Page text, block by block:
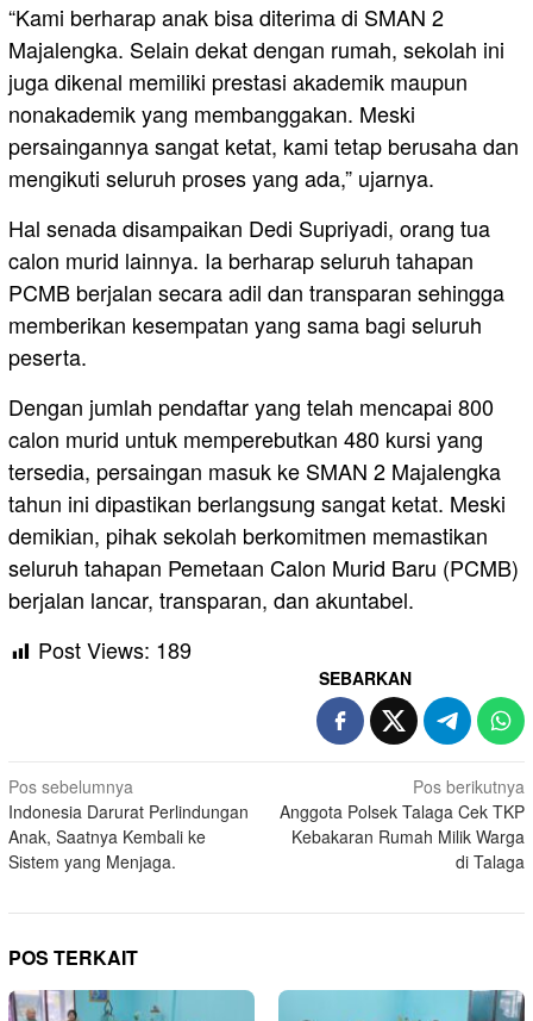
“Kami berharap anak bisa diterima di SMAN 2
Majalengka. Selain dekat dengan rumah, sekolah ini
juga dikenal memiliki prestasi akademik maupun
nonakademik yang membanggakan. Meski
persaingannya sangat ketat, kami tetap berusaha dan
mengikuti seluruh proses yang ada,” ujarnya.
Hal senada disampaikan Dedi Supriyadi, orang tua
calon murid lainnya. Ia berharap seluruh tahapan
PCMB berjalan secara adil dan transparan sehingga
memberikan kesempatan yang sama bagi seluruh
peserta.
Dengan jumlah pendaftar yang telah mencapai 800
calon murid untuk memperebutkan 480 kursi yang
tersedia, persaingan masuk ke SMAN 2 Majalengka
tahun ini dipastikan berlangsung sangat ketat. Meski
demikian, pihak sekolah berkomitmen memastikan
seluruh tahapan Pemetaan Calon Murid Baru (PCMB)
berjalan lancar, transparan, dan akuntabel.
Post Views: 189
SEBARKAN
Navigasi
pos
Pos sebelumnya
Indonesia Darurat Perlindungan
Anak, Saatnya Kembali ke
Sistem yang Menjaga.
Pos berikutnya
Anggota Polsek Talaga Cek TKP
Kebakaran Rumah Milik Warga
di Talaga
POS TERKAIT